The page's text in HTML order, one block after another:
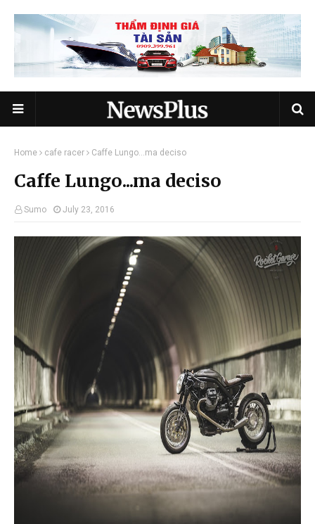
Home cafe racer Caffe Lungo...ma deciso
Caffe Lungo...ma deciso
Sumo July 23, 2016